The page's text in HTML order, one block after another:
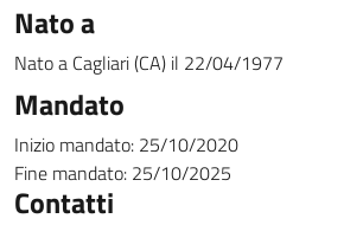
Nato a
Nato a Cagliari (CA) il 22/04/1977
Mandato
Inizio mandato: 25/10/2020
Fine mandato: 25/10/2025
Contatti